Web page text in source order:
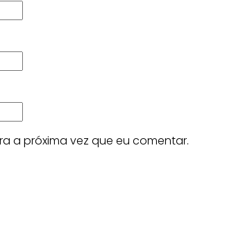
a próxima vez que eu comentar.